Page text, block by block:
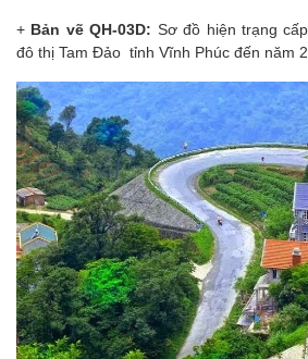
+ Bản vẽ QH-03D: Sơ đồ hiện trạng
đô thị Tam Đảo tỉnh Vĩnh Phúc đến năm